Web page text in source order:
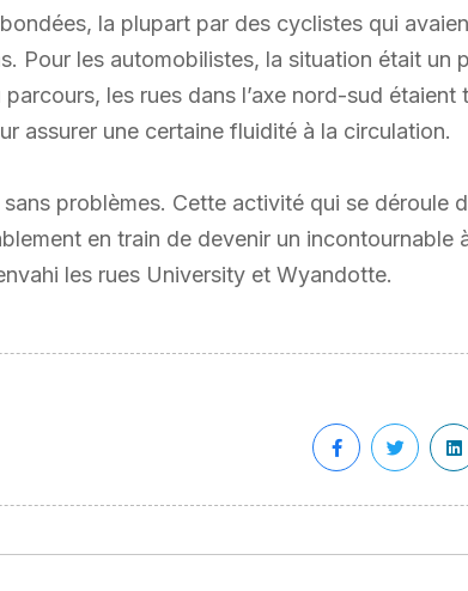
la plupart par des cyclistes qui
Pour les automobilistes, la situation était un
les rues dans l’axe nord-sud
assurer une certaine fluidité à la circulation.
sans problèmes. Cette activité qui se déroule
en train de devenir un incontournable
les rues University et Wyandotte.